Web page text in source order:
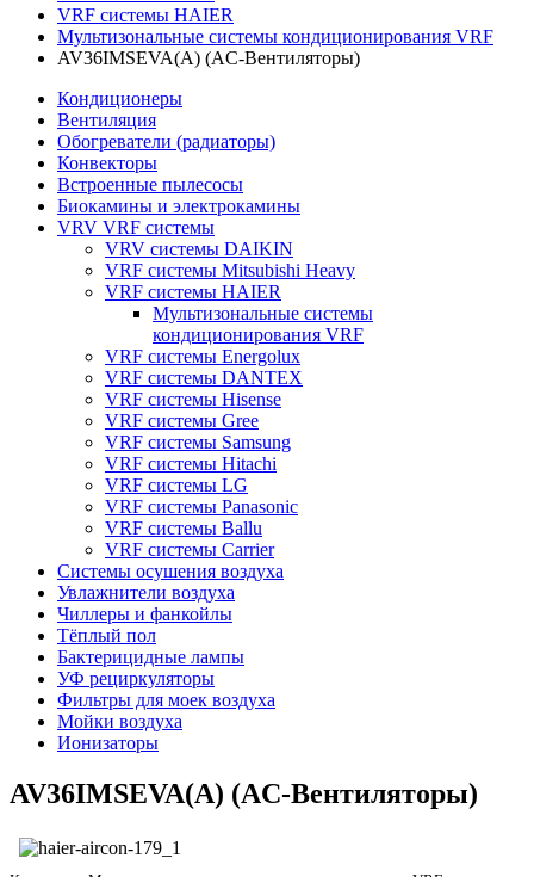
VRF системы HAIER
Мультизональные системы кондиционирования VRF
AV36IMSEVA(A) (AC-Вентиляторы)
Кондиционеры
Вентиляция
Обогреватели (радиаторы)
Конвекторы
Встроенные пылесосы
Биокамины и электрокамины
VRV VRF системы
VRV системы DAIKIN
VRF системы Mitsubishi Heavy
VRF системы HAIER
Мультизональные системы
кондиционирования VRF
VRF системы Energolux
VRF системы DANTEX
VRF системы Hisense
VRF системы Gree
VRF системы Samsung
VRF системы Hitachi
VRF системы LG
VRF системы Panasonic
VRF системы Ballu
VRF системы Carrier
Системы осушения воздуха
Увлажнители воздуха
Чиллеры и фанкойлы
Тёплый пол
Бактерицидные лампы
УФ рециркуляторы
Фильтры для моек воздуха
Мойки воздуха
Ионизаторы
AV36IMSEVA(A) (AC-Вентиляторы)